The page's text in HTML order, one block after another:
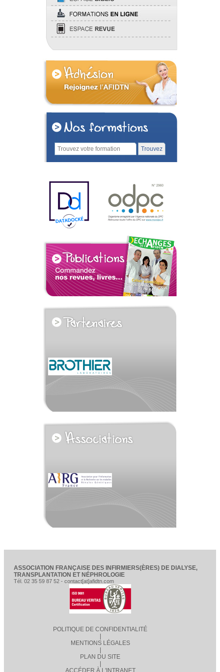
voir tous les partenaires
ASSOCIATION FRANÇAISE DES INFIRMIERS(ÈRES) DE DIALYSE,
TRANSPLANTATION ET NÉPHROLOGIE
Tél. 02 35 59 87 52 - contact[at]afidtn.com
POLITIQUE DE CONFIDENTIALITÉ
MENTIONS LÉGALES
PLAN DU SITE
ACCÉDER À L'INTRANET